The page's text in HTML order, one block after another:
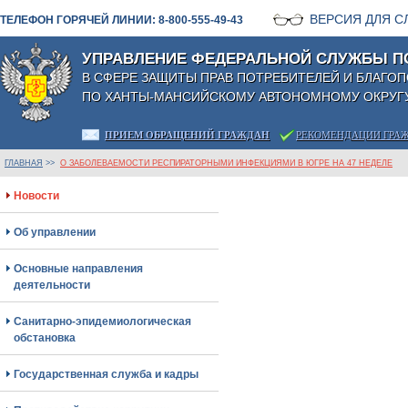
ТЕЛЕФОН ГОРЯЧЕЙ ЛИНИИ: 8-800-555-49-43 ВЕРСИЯ ДЛЯ
УПРАВЛЕНИЕ ФЕДЕРАЛЬНОЙ СЛУЖБЫ
В СФЕРЕ ЗАЩИТЫ ПРАВ ПОТРЕБИТЕЛЕЙ И
ПО ХАНТЫ-МАНСИЙСКОМУ АВТОНОМНОМУ
ПРИЕМ ОБРАЩЕНИЙ ГРАЖДАН РЕКОМЕНДАЦИИ
ГЛАВНАЯ >> О ЗАБОЛЕВАЕМОСТИ РЕСПИРАТОРНЫМИ ИНФЕКЦИЯМИ В ЮГРЕ НА 47 НЕДЕЛЕ
Новости
Об управлении
Основные направления
деятельности
Санитарно-эпидемиологическая
обстановка
Государственная служба и кадры